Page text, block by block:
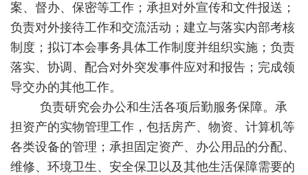
案、督办、保密等工作；承担对外宣传和文件报送；
负责对外接待工作和交流活动；建立与落实内部考核
制度；拟订本会事务具体工作制度并组织实施；负责
落实、协调、配合对外突发事件应对和报告；完成领
导交办的其他工作。
负责研究会办公和生活各项后勤服务保障。承
担资产的实物管理工作，包括房产、物资、计算机等
各类设备的管理；承担固定资产、办公用品的分配、
维修、环境卫生、安全保卫以及其他生活保障需要的